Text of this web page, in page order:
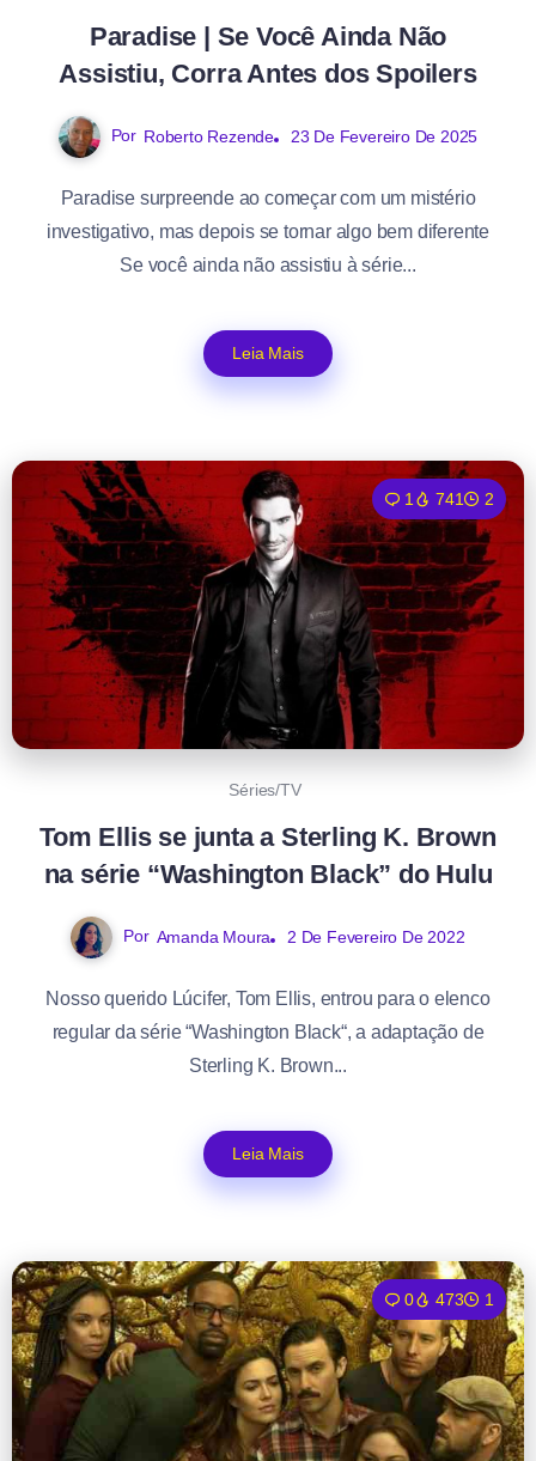
Paradise | Se Você Ainda Não
Assistiu, Corra Antes dos Spoilers
Por Roberto Rezende 23 De Fevereiro De 2025
Paradise surpreende ao começar com um mistério
investigativo, mas depois se tornar algo bem diferente
Se você ainda não assistiu à série...
Leia Mais
1 741 2
Séries/TV
Tom Ellis se junta a Sterling K. Brown
na série “Washington Black” do Hulu
Por Amanda Moura 2 De Fevereiro De 2022
Nosso querido Lúcifer, Tom Ellis, entrou para o elenco
regular da série “Washington Black“, a adaptação de
Sterling K. Brown...
Leia Mais
0 473 1